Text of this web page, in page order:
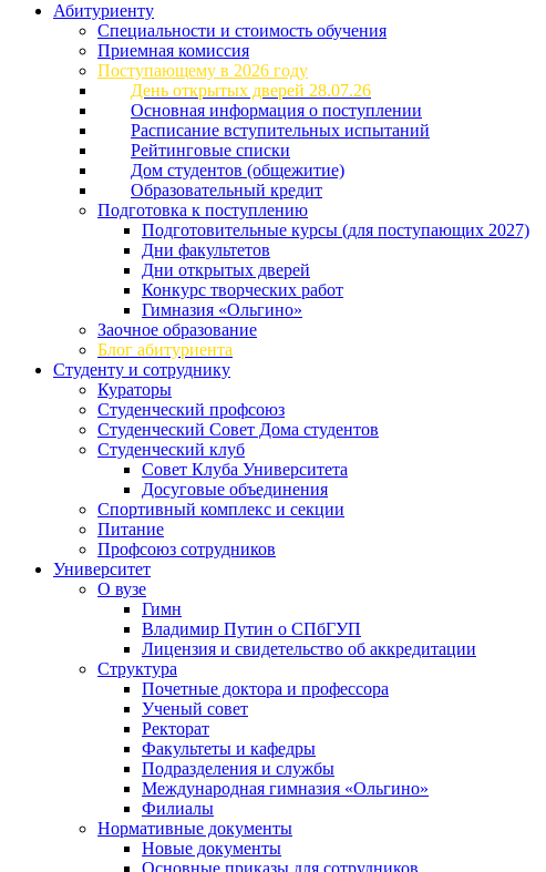
Абитуриенту
Специальности и стоимость обучения
Приемная комиссия
Поступающему в 2026 году
День открытых дверей 28.07.26
Основная информация о поступлении
Расписание вступительных испытаний
Рейтинговые списки
Дом студентов (общежитие)
Образовательный кредит
Подготовка к поступлению
Подготовительные курсы (для поступающих 2027)
Дни факультетов
Дни открытых дверей
Конкурс творческих работ
Гимназия «Ольгино»
Заочное образование
Блог абитуриента
Студенту и сотруднику
Кураторы
Студенческий профсоюз
Студенческий Совет Дома студентов
Студенческий клуб
Совет Клуба Университета
Досуговые объединения
Спортивный комплекс и секции
Питание
Профсоюз сотрудников
Университет
О вузе
Гимн
Владимир Путин о СПбГУП
Лицензия и свидетельство об аккредитации
Структура
Почетные доктора и профессора
Ученый совет
Ректорат
Факультеты и кафедры
Подразделения и службы
Международная гимназия «Ольгино»
Филиалы
Нормативные документы
Новые документы
Основные приказы для сотрудников